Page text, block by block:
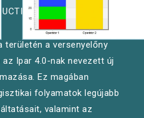
INFORMATICS AND
területén a versenyelőny
Ipar 4.0-nak nevezett új
Ez magában
folyamatok legújabb
valamint az